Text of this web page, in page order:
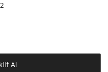
Al